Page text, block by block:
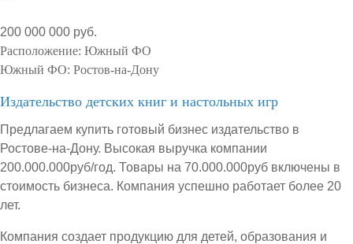
200 000 000 руб.
Расположение: Южный ФО
Южный ФО: Ростов-на-Дону
Издательство детских книг и настольных игр
Предлагаем купить готовый бизнес издательство в
Ростове-на-Дону. Высокая выручка компании
200.000.000руб/год. Товары на 70.000.000руб включены в
стоимость бизнеса. Компания успешно работает более 20
лет.
Компания создает продукцию для детей, образования и